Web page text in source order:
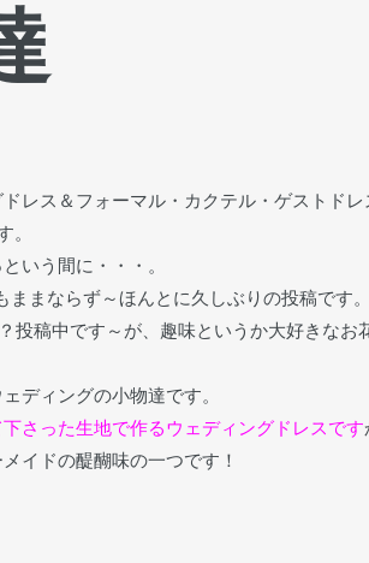
ス＆フォーマル・カクテル・ゲストド
。
いう間に・・・。
まならず～ほんとに久しぶりの投稿です
投稿中です～が、趣味というか大好きなお
ディングの小物達です。
さった生地で作るウェディングドレスです
イドの醍醐味の一つです！